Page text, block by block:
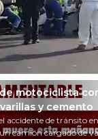
motociclista
y cemento
accidente de tránsito
camión cargado de